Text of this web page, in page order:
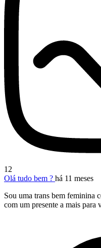
12
Olá tudo bem ? há 11 meses
Sou uma trans bem feminina
com um presente a mais para